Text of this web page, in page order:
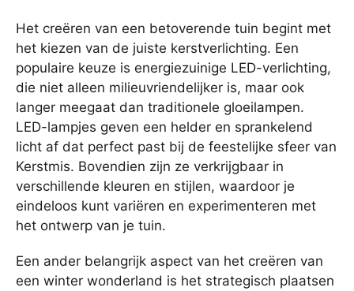
Het creëren van een betoverende tuin begint met
het kiezen van de juiste kerstverlichting. Een
populaire keuze is energiezuinige LED-verlichting,
die niet alleen milieuvriendelijker is, maar ook
langer meegaat dan traditionele gloeilampen.
LED-lampjes geven een helder en sprankelend
licht af dat perfect past bij de feestelijke sfeer van
Kerstmis. Bovendien zijn ze verkrijgbaar in
verschillende kleuren en stijlen, waardoor je
eindeloos kunt variëren en experimenteren met
het ontwerp van je tuin.
Een ander belangrijk aspect van het creëren van
een winter wonderland is het strategisch plaatsen